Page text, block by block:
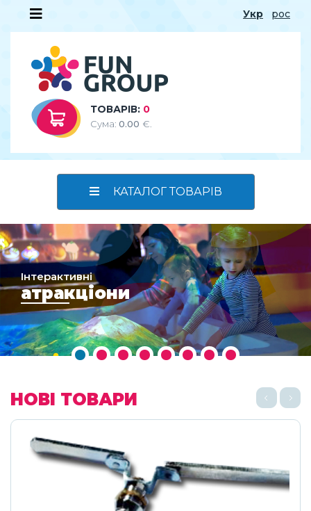
Укр рос
ТОВАРІВ: 0
Сума: 0.00 €.
КАТАЛОГ ТОВАРІВ
Інтерактивні
атракціони
НОВІ ТОВАРИ